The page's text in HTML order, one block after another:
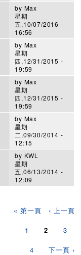
by Max
星期
五,10/07/2016 -
16:56
by Max
星期
四,12/31/2015 -
19:59
by Max
星期
四,12/31/2015 -
19:59
by Max
星期
二,09/30/2014 -
12:15
by KWL
星期
五,06/13/2014 -
12:09
« 第一頁 ‹ 上一頁
1 2 3
4 下一頁 ›